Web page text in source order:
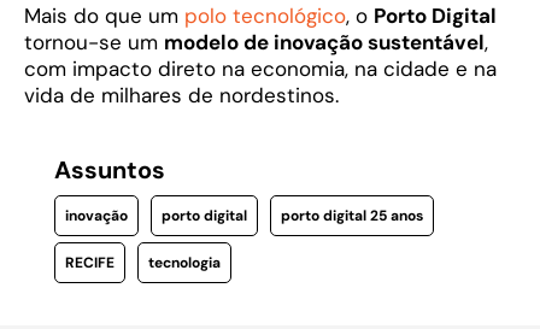
Mais do que um polo tecnológico, o Porto Digital
tornou-se um modelo de inovação sustentável,
com impacto direto na economia, na cidade e na
vida de milhares de nordestinos.
Assuntos
inovação porto digital porto digital 25 anos
RECIFE tecnologia